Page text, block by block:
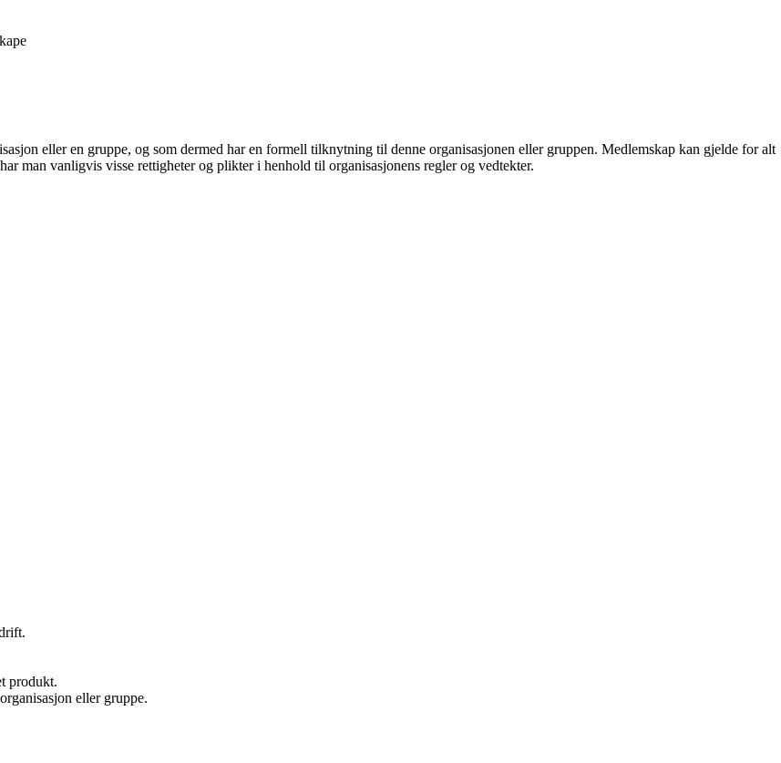
eller en gruppe, og som dermed har en formell tilknytning til denne organisasjonen eller gruppen. Medlemskap kan gjelde for alt
man vanligvis visse rettigheter og plikter i henhold til organisasjonens regler og vedtekter.
produkt.
eller gruppe.